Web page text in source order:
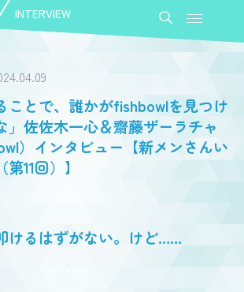
INTERVIEW
ことで、誰かがfishbowlを見つけ
」佐佐木一心＆齋藤ザーラチャ
）インタビュー【新メンさんい
11回）】
けるはずがない。けど……